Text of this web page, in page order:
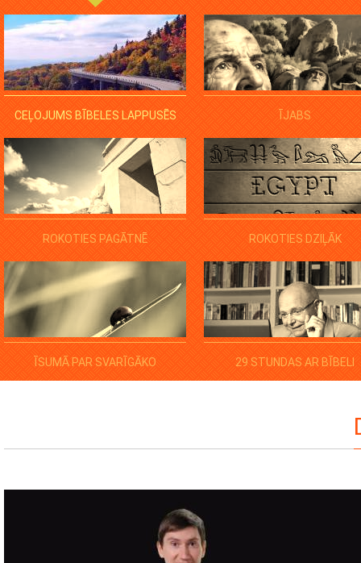
CEĻOJUMS BĪBELES LAPPUSĒS ĪJABS
ROKOTIES PAGĀTNĒ ROKOTIES DZIĻĀK
ĪSUMĀ PAR SVARĪGĀKO 29 STUNDAS AR BĪBELI